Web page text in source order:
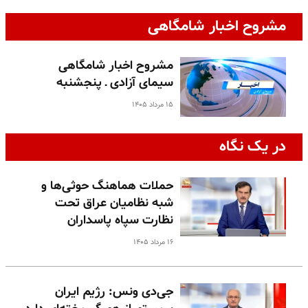
مشروح اخبار شامگاهی
مشروح اخبار شامگاهی
سیمای آزادی ـ پنجشنبه
۱۵ مرداد ۱۴۰۵
در یک نگاه
حملات هماهنگ حوثی‌ها و
شبه نظامیان عراق تحت
نظارت سپاه پاسداران
۱۶ مرداد ۱۴۰۵
جی‌دی ونس: رژیم ایران